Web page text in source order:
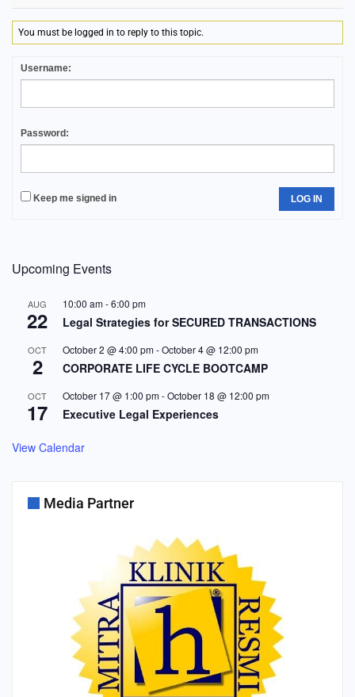
You must be logged in to reply to this topic.
Username:
Password:
Keep me signed in LOG IN
Upcoming Events
AUG
22
10:00 am-6:00 pm
Legal Strategies for SECURED TRANSACTIONS
OCT
2
October 2 @ 4:00 pm-October 4 @ 12:00 pm
CORPORATE LIFE CYCLE BOOTCAMP
OCT
17
October 17 @ 1:00 pm-October 18 @ 12:00 pm
Executive Legal Experiences
View Calendar
Media Partner